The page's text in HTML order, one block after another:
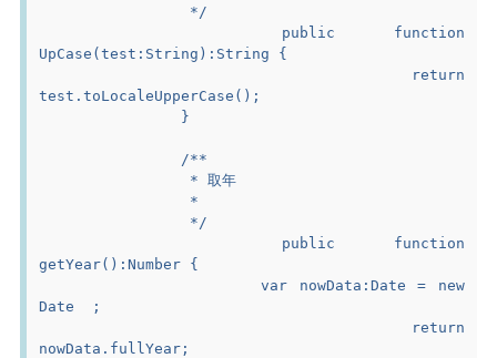
		 */
UpCase(test:String):String {
test.toLocaleUpperCase();
		}
		/**
		 * 取年
		 *
		 */
getYear():Number {
Date  ;
nowData.fullYear;